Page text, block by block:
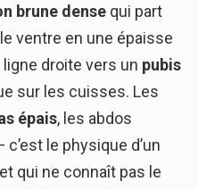
brune dense qui part
ventre en une épaisse
droite vers un pubis
sur les cuisses. Les
épais, les abdos
le physique d’un
qui ne connaît pas le